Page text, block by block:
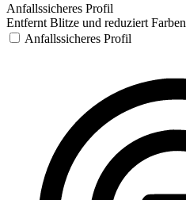
Anfallssicheres Profil
Entfernt Blitze und reduziert Farben
Anfallssicheres Profil